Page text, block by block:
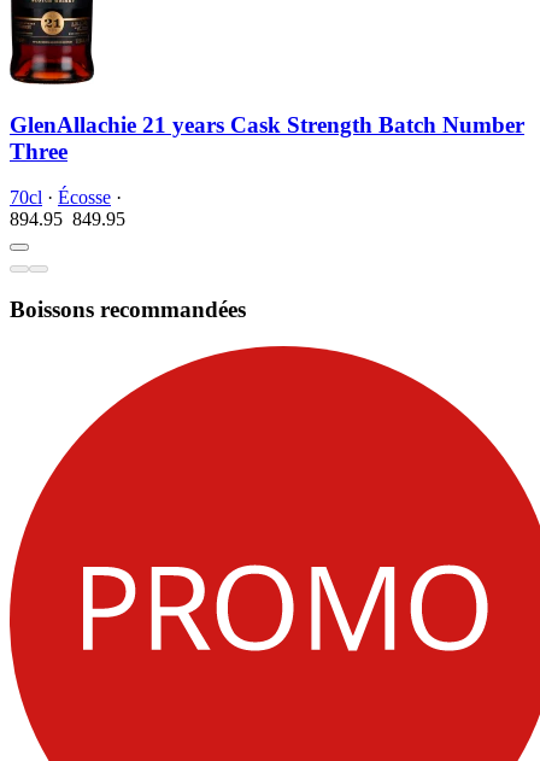
GlenAllachie 21 years Cask Strength Batch Number
Three
70cl · Écosse ·
894.95 849.95
Boissons recommandées